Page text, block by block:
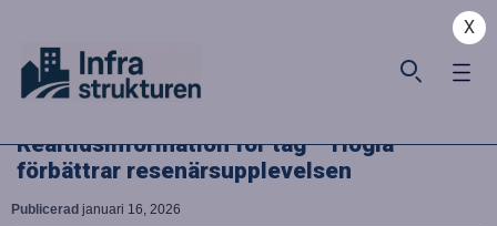
X
Realtidsinformation för tåg – Hogia
förbättrar resenärsupplevelsen
Publicerad januari 16, 2026